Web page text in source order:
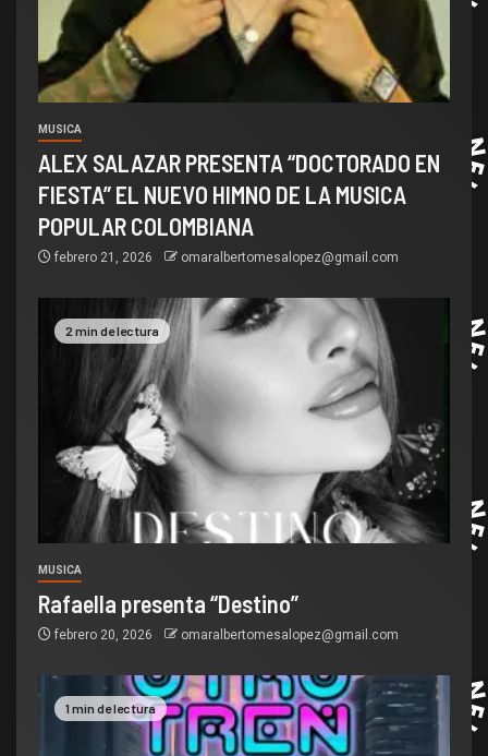
MUSICA
ALEX SALAZAR PRESENTA “DOCTORADO EN
FIESTA” EL NUEVO HIMNO DE LA MUSICA
POPULAR COLOMBIANA
febrero 21, 2026 omaralbertomesalopez@gmail.com
2 min de lectura
MUSICA
Rafaella presenta “Destino”
febrero 20, 2026 omaralbertomesalopez@gmail.com
1 min de lectura